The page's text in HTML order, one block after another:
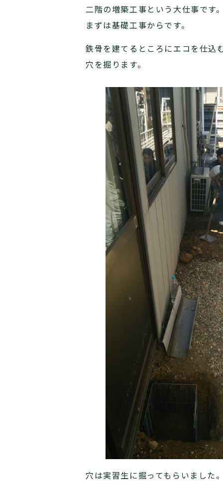
二階の増築工事という大仕事です
まずは基礎工事からです。
鉄骨を建てるところにエコを仕込
穴を掘ります。
穴は実習生に掘ってもらいました